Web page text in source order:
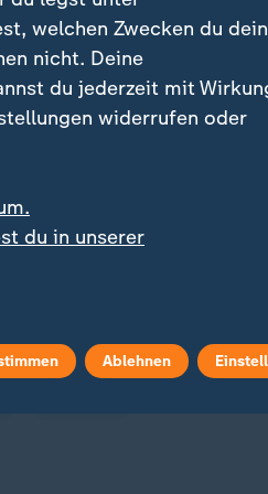
im Dezember, dass der
die
dieSPDals Siegerin
Bovenschulte
2019 an der Spitze der
welchen Zwecken du
nicht. Deine
du jederzeit mit
widerrufen oder
du in unserer
Ablehnen